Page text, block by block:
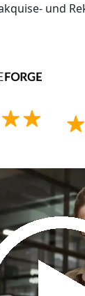
und